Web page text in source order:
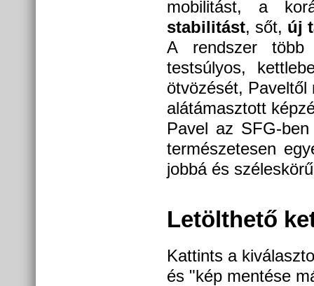
mobilitást, a
stabilitást, sőt, új
A rendszer több
testsúlyos,
ötvözését,
alátámasztott
Pavel az SFG-
természetesen
jobbá és
Letölthető
Kattints a
és "kép mentése